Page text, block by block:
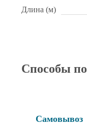
Длина (м)
Способы
Самовывоз